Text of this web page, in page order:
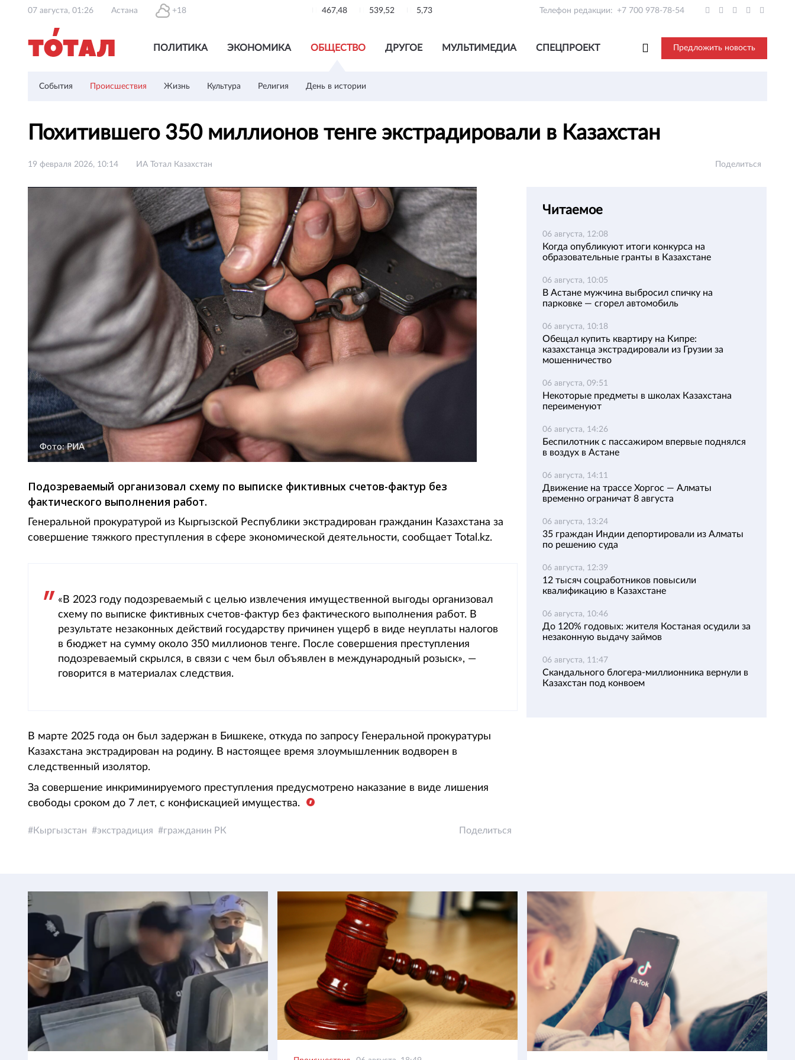
07 августа, 01:26 Астана +18 467,48 539,52 5,73 Телефон редакции: +7 700 978-78-54
ПОЛИТИКА ЭКОНОМИКА ОБЩЕСТВО ДРУГОЕ МУЛЬТИМЕДИА СПЕЦПРОЕКТ Предложить новость
События Происшествия Жизнь Культура Религия День в истории
Похитившего 350 миллионов тенге экстрадировали в Казахстан
19 февраля 2026, 10:14 ИА Тотал Казахстан Поделиться
Фото: РИА
Подозреваемый организовал схему по выписке фиктивных счетов-фактур без
фактического выполнения работ.
Генеральной прокуратурой из Кыргызской Республики экстрадирован гражданин Казахстана за
совершение тяжкого преступления в сфере экономической деятельности, сообщает Total.kz.
«В 2023 году подозреваемый с целью извлечения имущественной выгоды организовал
схему по выписке фиктивных счетов-фактур без фактического выполнения работ. В
результате незаконных действий государству причинен ущерб в виде неуплаты налогов
в бюджет на сумму около 350 миллионов тенге. После совершения преступления
подозреваемый скрылся, в связи с чем был объявлен в международный розыск», —
говорится в материалах следствия.
В марте 2025 года он был задержан в Бишкеке, откуда по запросу Генеральной прокуратуры
Казахстана экстрадирован на родину. В настоящее время злоумышленник водворен в
следственный изолятор.
За совершение инкриминируемого преступления предусмотрено наказание в виде лишения
свободы сроком до 7 лет, с конфискацией имущества.
Кыргызстан экстрадиция гражданин РК Поделиться
Читаемое
06 августа, 12:08
Когда опубликуют итоги конкурса на
образовательные гранты в Казахстане
06 августа, 10:05
В Астане мужчина выбросил спичку на
парковке — сгорел автомобиль
06 августа, 10:18
Обещал купить квартиру на Кипре:
казахстанца экстрадировали из Грузии за
мошенничество
06 августа, 09:51
Некоторые предметы в школах Казахстана
переименуют
06 августа, 14:26
Беспилотник с пассажиром впервые поднялся
в воздух в Астане
06 августа, 14:11
Движение на трассе Хоргос — Алматы
временно ограничат 8 августа
06 августа, 13:24
35 граждан Индии депортировали из Алматы
по решению суда
06 августа, 12:39
12 тысяч соцработников повысили
квалификацию в Казахстане
06 августа, 10:46
До 120% годовых: жителя Костаная осудили за
незаконную выдачу займов
06 августа, 11:47
Скандального блогера-миллионника вернули в
Казахстан под конвоем